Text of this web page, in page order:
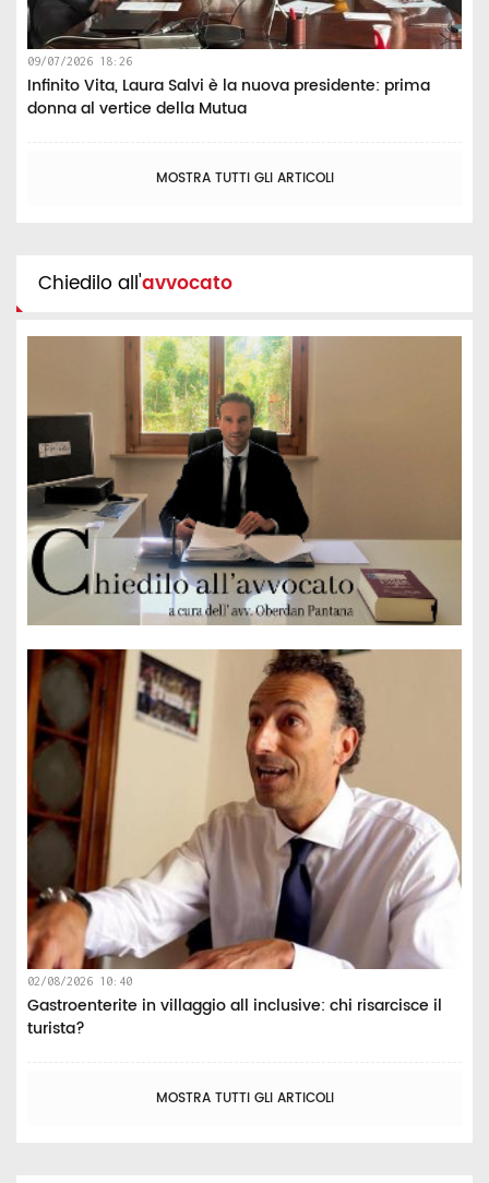
09/07/2026 18:26
Infinito Vita, Laura Salvi è la nuova presidente: prima
donna al vertice della Mutua
MOSTRA TUTTI GLI ARTICOLI
Chiedilo all'avvocato
02/08/2026 10:40
Gastroenterite in villaggio all inclusive: chi risarcisce il
turista?
MOSTRA TUTTI GLI ARTICOLI